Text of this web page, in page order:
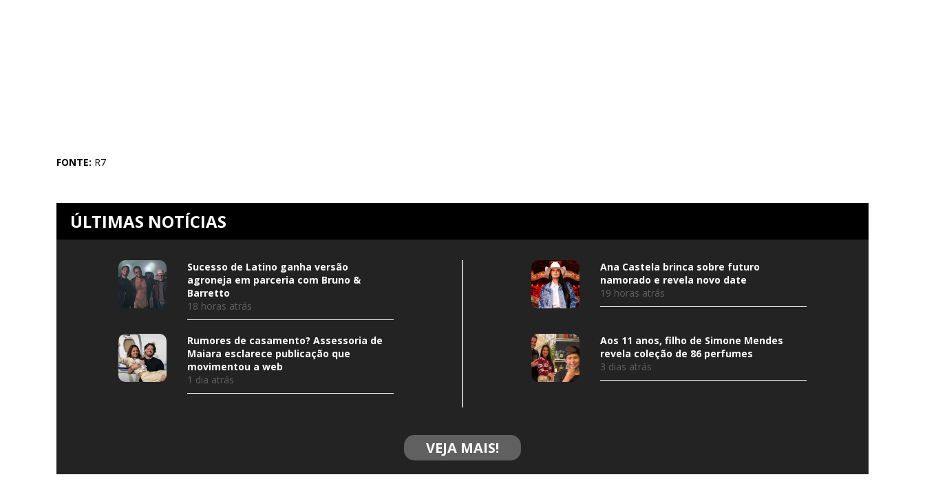
FONTE: R7
ÚLTIMAS NOTÍCIAS
Sucesso de Latino ganha versão
agroneja em parceria com Bruno &
Barretto
18 horas atrás
Ana Castela brinca sobre futuro
namorado e revela novo date
19 horas atrás
Rumores de casamento? Assessoria de
Maiara esclarece publicação que
movimentou a web
1 dia atrás
Aos 11 anos, filho de Simone Mendes
revela coleção de 86 perfumes
3 dias atrás
VEJA MAIS!